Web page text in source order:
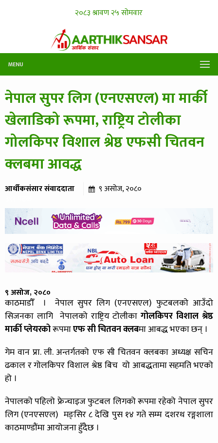
MENU
नेपाल सुपर लिग (एनएसएल) मा मार्की
खेलाडिको रूपमा, राष्ट्रिय टोलीका
गोलकिपर विशाल श्रेष्ठ एफसी चितवन
क्लबमा आवद्ध
आर्थीकसंसार संवाददाता ९ असोज, २०८०
९ असोज, २०८०
काठमाडौँ । नेपाल सुपर लिग (एनएसएल) फुटबलको आउँदो
सिजनका लागि नेपालको राष्ट्रिय टोलीकागोलकिपर विशाल श्रेष्ठ
मार्की प्लेयरकोरूपमाएफ सी चितवन क्लबमा आबद्ध भएका छन् ।
गेम वान प्रा. ली. अन्तर्गतको एफ सी चितवन क्लबका अध्यक्ष सचिन
ढकाल र गोलकिपर विशाल श्रेष्ठ बिच यो आबद्धतामा सहमति भएको
हो ।
नेपालको पहिलो फ्रेन्चाइज फुटबल लिगको रूपमा रहेको नेपाल सुपर
लिग (एनएसएल) मङ्सिर ८ देखि पुस १४ गते सम्म दशरथ रङ्गशाला
काठमाण्डौंमा आयोजना हुँदैछ ।